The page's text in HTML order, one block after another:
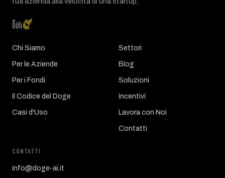
Chi Siamo
Per le Aziende
Per i Fondi
Il Codice del Doge
Casi d'Uso
Settori
Blog
Soluzioni
Incentivi
Lavora con Noi
Contatti
CONTATTI
info@doge-ai.it